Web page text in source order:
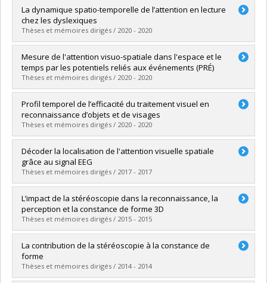
Diplômé(e) :Achouline, Augustin
Cycle :Maîtrise
Diplôme obtenu :M. Sc.
Lien vers le document dans Papyrus
La dynamique spatio-temporelle de l’attention en lecture
chez les dyslexiques
Thèses et mémoires dirigés / 2020 - 2020
Diplômé(e) :Fortier-St-Pierre, Simon
Cycle : Doctorat
Diplôme obtenu :Ph. D.
Lien vers le document dans Papyrus
Mesure de l'attention visuo-spatiale dans l'espace et le
temps par les potentiels reliés aux événements (PRÉ)
Thèses et mémoires dirigés / 2020 - 2020
Diplômé(e) :Pelland-Goulet, Pénélope
Cycle :Maîtrise
Diplôme obtenu :M. Sc.
Lien vers le document dans Papyrus
Profil temporel de l’efficacité du traitement visuel en
reconnaissance d’objets et de visages
Thèses et mémoires dirigés / 2020 - 2020
Diplômé(e) :Ferrandez, Roxanne
Cycle :Maîtrise
Diplôme obtenu :M. Sc.
Lien vers le document dans Papyrus
Décoder la localisation de l'attention visuelle spatiale
grâce au signal EEG
Thèses et mémoires dirigés / 2017 - 2017
Diplômé(e) : Thiery, Thomas
Cycle :Maîtrise
Diplôme obtenu :M. Sc.
Lien vers le document dans Papyrus
L’impact de la stéréoscopie dans la reconnaissance, la
perception et la constance de forme 3D
Thèses et mémoires dirigés / 2015 - 2015
Diplômé(e) :Aubin, Mercédès
Cycle :
Diplôme obtenu :Ph. D.
Lien vers le document dans Papyrus
La contribution de la stéréoscopie à la constance de
forme
Thèses et mémoires dirigés / 2014 - 2014